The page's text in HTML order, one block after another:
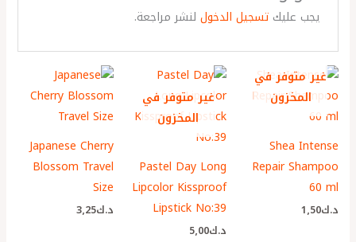
يجب عليك تسجيل الدخوللنشر مراجعة.
غير متوفر في
المخزون
Shea Intense
Repair Shampoo
60 ml
د.ك1٫50
غير متوفر في
المخزون
Pastel Day Long
Lipcolor Kissproof
Lipstick No:39
د.ك5٫00
Japanese Cherry
Blossom Travel
Size
د.ك3٫25